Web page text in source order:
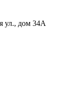
ул., дом 34А